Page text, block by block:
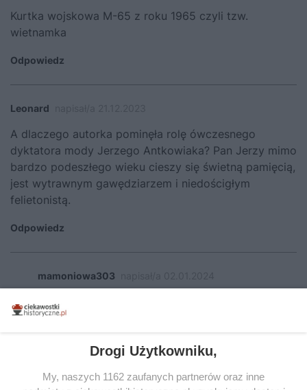
Kurtka wojskowa M-65 z roku 1965 czyli tzw.
wietnamka
Odpowiedz
Leonard
A dlaczego autorka pominęła rolę ówczesnego
dyktatora mody Jerzego Antkowiaka? Pan Jerzy mimo
bardzo podeszłego wieku cieszy się świetną pamięcią,
jest wytrawnym gawędziarzem i niedościgłym
felietonistą.
Odpowiedz
mamoniowa303
Prawdopodobnie autorka nie ma pojęcia o
istnieniu pana Antkowiaka :)
OdpowiedzDrogi Użytkowniku,
My, naszych 1162 zaufanych partnerów oraz inne